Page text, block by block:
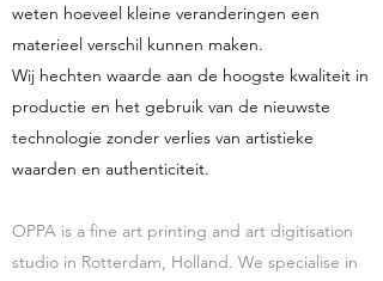
weten hoeveel kleine veranderingen een
materieel verschil kunnen maken.
Wij hechten waarde aan de hoogste kwaliteit in
productie en het gebruik van de nieuwste
technologie zonder verlies van artistieke
waarden en authenticiteit.
OPPA is a fine art printing and art digitisation
studio in Rotterdam, Holland. We specialise in